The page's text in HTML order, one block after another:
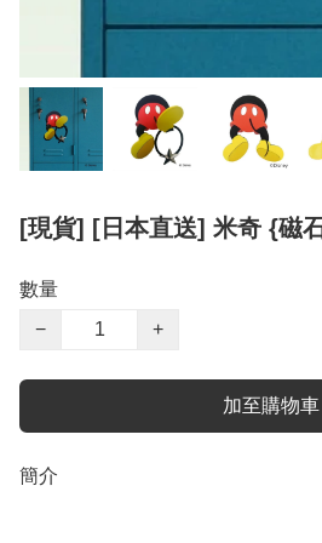
[現貨] [日本直送] 米奇 {磁
數量
−
+
加至購物車
簡介